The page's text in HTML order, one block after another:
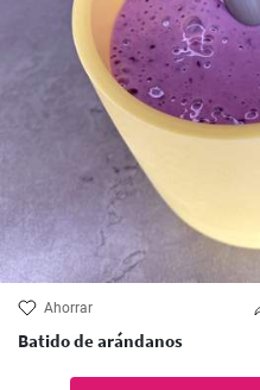
Ahorrar
Batido de arándanos